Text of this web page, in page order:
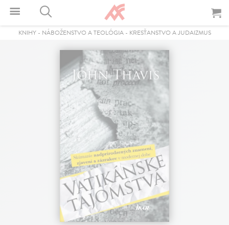
KNIHY- NÁBOŽENSTVO A TEOLÓGIA- KRESŤANSTVO A JUDAIZMUS